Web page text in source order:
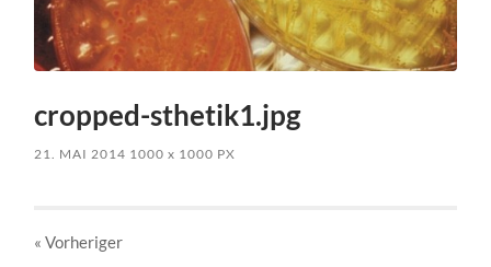
cropped-sthetik1.jpg
21. MAI 2014 1000x 1000 PX
« Vorheriger